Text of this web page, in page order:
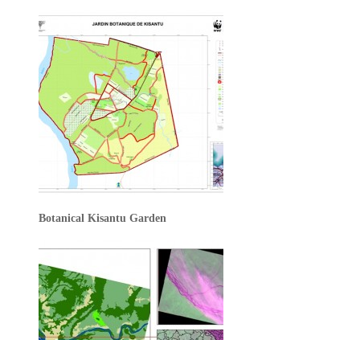
Botanical Kisantu Garden